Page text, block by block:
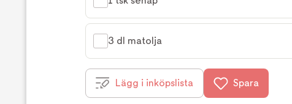
3 dl matolja
Lägg i inköpslista Spara